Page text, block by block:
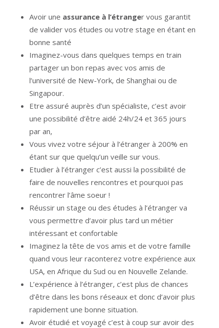
Avoir une assurance à l’étranger vous garantit
de valider vos études ou votre stage en étant en
bonne santé
Imaginez-vous dans quelques temps en train
partager un bon repas avec vos amis de
l’université de New-York, de Shanghai ou de
Singapour.
Etre assuré auprès d’un spécialiste, c’est avoir
une possibilité d’être aidé 24h/24 et 365 jours
par an,
Vous vivez votre séjour à l’étranger à 200% en
étant sur que quelqu’un veille sur vous.
Etudier à l’étranger c’est aussi la possibilité de
faire de nouvelles rencontres et pourquoi pas
rencontrer l’âme soeur !
Réussir un stage ou des études à l’étranger va
vous permettre d’avoir plus tard un métier
intéressant et confortable
Imaginez la tête de vos amis et de votre famille
quand vous leur raconterez votre expérience aux
USA, en Afrique du Sud ou en Nouvelle Zelande.
L’expérience à l’étranger, c’est plus de chances
d’être dans les bons réseaux et donc d’avoir plus
rapidement une bonne situation.
Avoir étudié et voyagé c’est à coup sur avoir des